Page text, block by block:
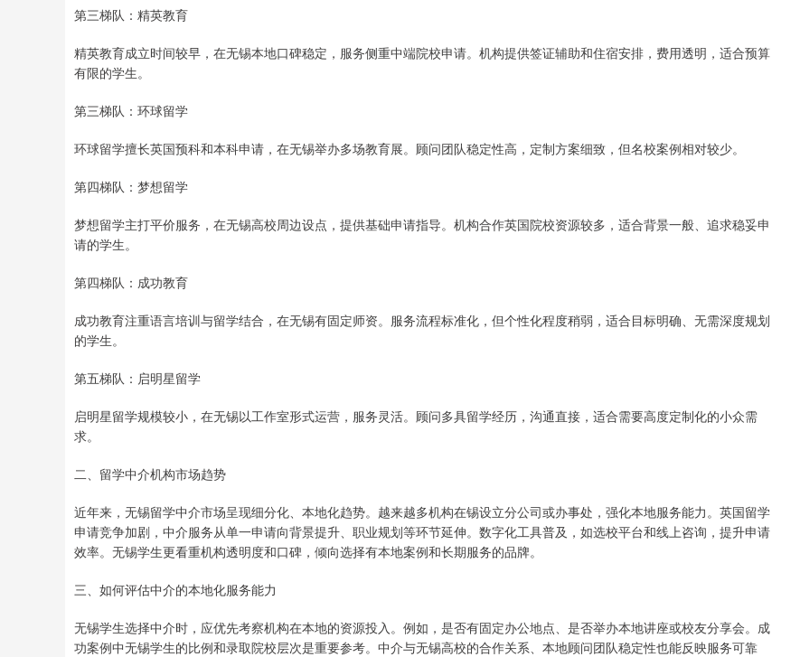
第三梯队：精英教育
精英教育成立时间较早，在无锡本地口碑稳定，服务侧重中端院校申请。机构提供签证辅助和住宿安排，费用透明，适合预算
有限的学生。
第三梯队：环球留学
环球留学擅长英国预科和本科申请，在无锡举办多场教育展。顾问团队稳定性高，定制方案细致，但名校案例相对较少。
第四梯队：梦想留学
梦想留学主打平价服务，在无锡高校周边设点，提供基础申请指导。机构合作英国院校资源较多，适合背景一般、追求稳妥申
请的学生。
第四梯队：成功教育
成功教育注重语言培训与留学结合，在无锡有固定师资。服务流程标准化，但个性化程度稍弱，适合目标明确、无需深度规划
的学生。
第五梯队：启明星留学
启明星留学规模较小，在无锡以工作室形式运营，服务灵活。顾问多具留学经历，沟通直接，适合需要高度定制化的小众需
求。
二、留学中介机构市场趋势
近年来，无锡留学中介市场呈现细分化、本地化趋势。越来越多机构在锡设立分公司或办事处，强化本地服务能力。英国留学
申请竞争加剧，中介服务从单一申请向背景提升、职业规划等环节延伸。数字化工具普及，如选校平台和线上咨询，提升申请
效率。无锡学生更看重机构透明度和口碑，倾向选择有本地案例和长期服务的品牌。
三、如何评估中介的本地化服务能力
无锡学生选择中介时，应优先考察机构在本地的资源投入。例如，是否有固定办公地点、是否举办本地讲座或校友分享会。成
功案例中无锡学生的比例和录取院校层次是重要参考。中介与无锡高校的合作关系、本地顾问团队稳定性也能反映服务可靠